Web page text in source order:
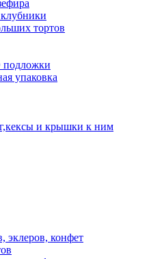
тортов
упаковка
и крышки к ним
конфет